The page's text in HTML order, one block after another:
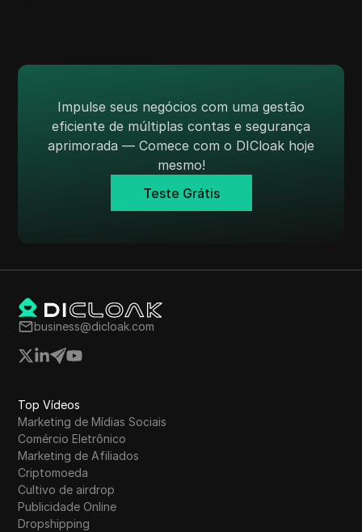
Impulse seus negócios com uma gestão
eficiente de múltiplas contas e segurança
aprimorada — Comece com o DICloak hoje
mesmo!
Teste Grátis
business@dicloak.com
Top Vídeos
Marketing de Mídias Sociais
Comércio Eletrônico
Marketing de Afiliados
Criptomoeda
Cultivo de airdrop
Publicidade Online
Dropshipping